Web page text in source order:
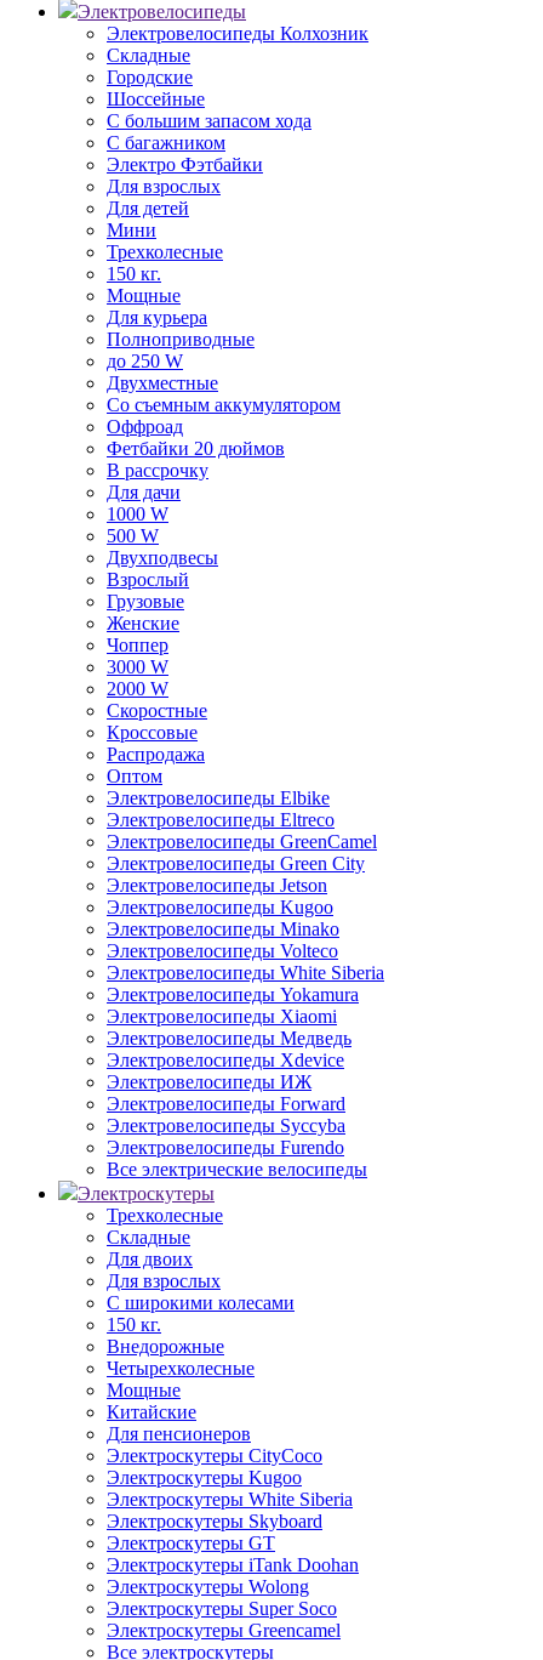
Электровелосипеды
Электровелосипеды Колхозник
Складные
Городские
Шоссейные
С большим запасом хода
С багажником
Электро Фэтбайки
Для взрослых
Для детей
Мини
Трехколесные
150 кг.
Мощные
Для курьера
Полноприводные
до 250 W
Двухместные
Со съемным аккумулятором
Оффроад
Фетбайки 20 дюймов
В рассрочку
Для дачи
1000 W
500 W
Двухподвесы
Взрослый
Грузовые
Женские
Чоппер
3000 W
2000 W
Скоростные
Кроссовые
Распродажа
Оптом
Электровелосипеды Elbike
Электровелосипеды Eltreco
Электровелосипеды GreenCamel
Электровелосипеды Green City
Электровелосипеды Jetson
Электровелосипеды Kugoo
Электровелосипеды Minako
Электровелосипеды Volteco
Электровелосипеды White Siberia
Электровелосипеды Yokamura
Электровелосипеды Xiaomi
Электровелосипеды Медведь
Электровелосипеды Xdevice
Электровелосипеды ИЖ
Электровелосипеды Forward
Электровелосипеды Syccyba
Электровелосипеды Furendo
Все электрические велосипеды
Электроскутеры
Трехколесные
Складные
Для двоих
Для взрослых
С широкими колесами
150 кг.
Внедорожные
Четырехколесные
Мощные
Китайские
Для пенсионеров
Электроскутеры CityCoco
Электроскутеры Kugoo
Электроскутеры White Siberia
Электроскутеры Skyboard
Электроскутеры GT
Электроскутеры iTank Doohan
Электроскутеры Wolong
Электроскутеры Super Soco
Электроскутеры Greencamel
Все электроскутеры